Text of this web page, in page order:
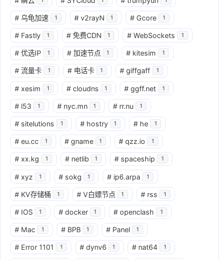
# 乌龟加速 1 # v2rayN 1 # Gcore 1
# Fastly 1 # 免费CDN 1 # WebSockets 1
# 优选IP 1 # 加速节点 1 # kitesim 1
# 流量卡 1 # 电话卡 1 # giffgaff 1
# xesim 1 # cloudns 1 # ggff.net 1
# l53 1 # nyc.mn 1 # rr.nu 1
# sitelutions 1 # hostry 1 # he 1
# eu.cc 1 # gname 1 # qzz.io 1
# xx.kg 1 # netlib 1 # spaceship 1
# xyz 1 # sokg 1 # ip6.arpa 1
# KV存储桶 1 # V白嫖节点 1 # rss 1
# IOS 1 # docker 1 # openclash 1
# Mac 1 # BPB 1 # Panel 1
# Error 1101 1 # dynv6 1 # nat64 1